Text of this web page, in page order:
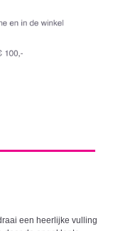
een heerlijke vulling